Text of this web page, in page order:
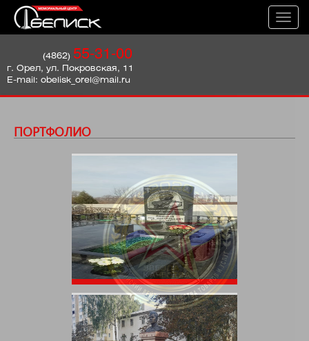
(4862) 55-31-00
г. Орел, ул. Покровская, 11
E-mail: obelisk_orel@mail.ru
ПОРТФОЛИО